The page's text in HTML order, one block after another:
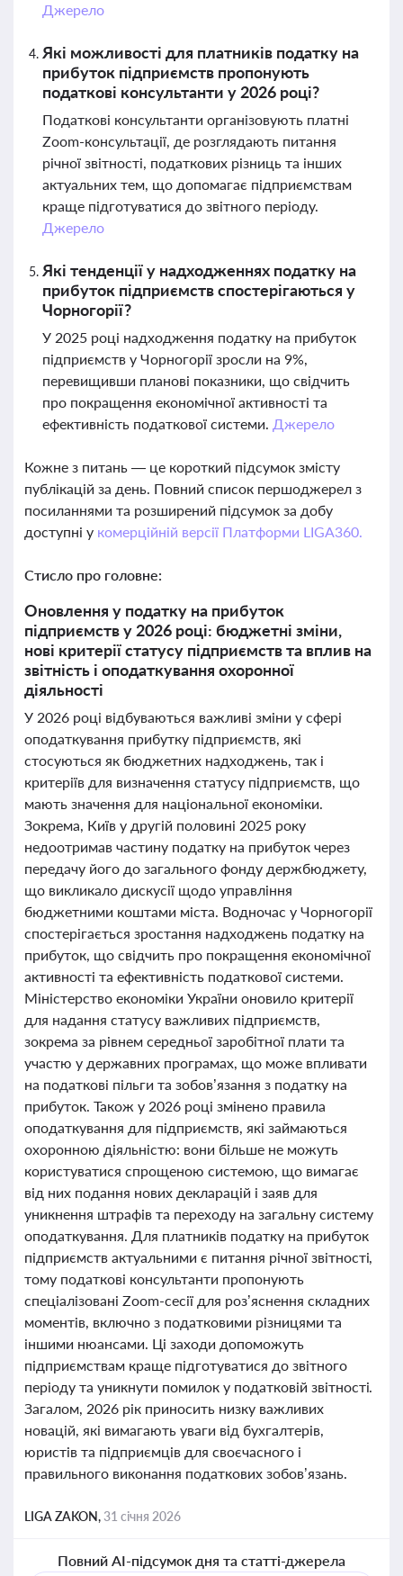
Джерело
Які можливості для платників податку на
прибуток підприємств пропонують
податкові консультанти у 2026 році?
Податкові консультанти організовують платні
Zoom-консультації, де розглядають питання
річної звітності, податкових різниць та інших
актуальних тем, що допомагає підприємствам
краще підготуватися до звітного періоду.
Джерело
Які тенденції у надходженнях податку на
прибуток підприємств спостерігаються у
Чорногорії?
У 2025 році надходження податку на прибуток
підприємств у Чорногорії зросли на 9%,
перевищивши планові показники, що свідчить
про покращення економічної активності та
ефективність податкової системи. Джерело
Кожне з питань — це короткий підсумок змісту
публікацій за день. Повний список першоджерел з
посиланнями та розширений підсумок за добу
доступні у комерційній версії Платформи LIGA360.
Стисло про головне:
Оновлення у податку на прибуток
підприємств у 2026 році: бюджетні зміни,
нові критерії статусу підприємств та вплив на
звітність і оподаткування охоронної
діяльності
У 2026 році відбуваються важливі зміни у сфері
оподаткування прибутку підприємств, які
стосуються як бюджетних надходжень, так і
критеріїв для визначення статусу підприємств, що
мають значення для національної економіки.
Зокрема, Київ у другій половині 2025 року
недоотримав частину податку на прибуток через
передачу його до загального фонду держбюджету,
що викликало дискусії щодо управління
бюджетними коштами міста. Водночас у Чорногорії
спостерігається зростання надходжень податку на
прибуток, що свідчить про покращення економічної
активності та ефективність податкової системи.
Міністерство економіки України оновило критерії
для надання статусу важливих підприємств,
зокрема за рівнем середньої заробітної плати та
участю у державних програмах, що може впливати
на податкові пільги та зобов’язання з податку на
прибуток. Також у 2026 році змінено правила
оподаткування для підприємств, які займаються
охоронною діяльністю: вони більше не можуть
користуватися спрощеною системою, що вимагає
від них подання нових декларацій і заяв для
уникнення штрафів та переходу на загальну систему
оподаткування. Для платників податку на прибуток
підприємств актуальними є питання річної звітності,
тому податкові консультанти пропонують
спеціалізовані Zoom-сесії для роз’яснення складних
моментів, включно з податковими різницями та
іншими нюансами. Ці заходи допоможуть
підприємствам краще підготуватися до звітного
періоду та уникнути помилок у податковій звітності.
Загалом, 2026 рік приносить низку важливих
новацій, які вимагають уваги від бухгалтерів,
юристів та підприємців для своєчасного і
правильного виконання податкових зобов’язань.
LIGA ZAKON,31 січня 2026
Повний AI-підсумок дня та статті-джерела